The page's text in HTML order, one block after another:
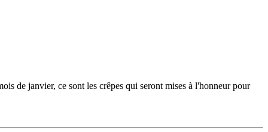
de janvier, ce sont les crêpes qui seront mises à l'honneur pour